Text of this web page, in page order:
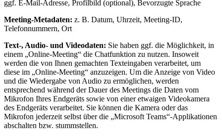
ggf. E-Mail-Adresse, Profilbild (optional), Bevorzugte Sprache
Meeting-Metadaten: z. B. Datum, Uhrzeit, Meeting-ID,
Telefonnummern, Ort
Text-, Audio- und Videodaten: Sie haben ggf. die Möglichkeit, in
einem „Online-Meeting“ die Chatfunktion zu nutzen. Insoweit
werden die von Ihnen gemachten Texteingaben verarbeitet, um
diese im „Online-Meeting“ anzuzeigen. Um die Anzeige von Video
und die Wiedergabe von Audio zu ermöglichen, werden
entsprechend während der Dauer des Meetings die Daten vom
Mikrofon Ihres Endgeräts sowie von einer etwaigen Videokamera
des Endgeräts verarbeitet. Sie können die Kamera oder das
Mikrofon jederzeit selbst über die „Microsoft Teams“-Applikationen
abschalten bzw. stummstellen.